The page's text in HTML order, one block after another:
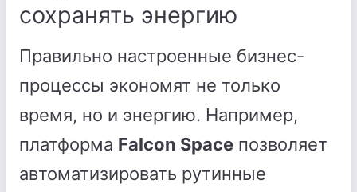
сохранять энергию
Правильно настроенные бизнес-
процессы экономят не только
время, но и энергию. Например,
платформа Falcon Space позволяет
автоматизировать рутинные